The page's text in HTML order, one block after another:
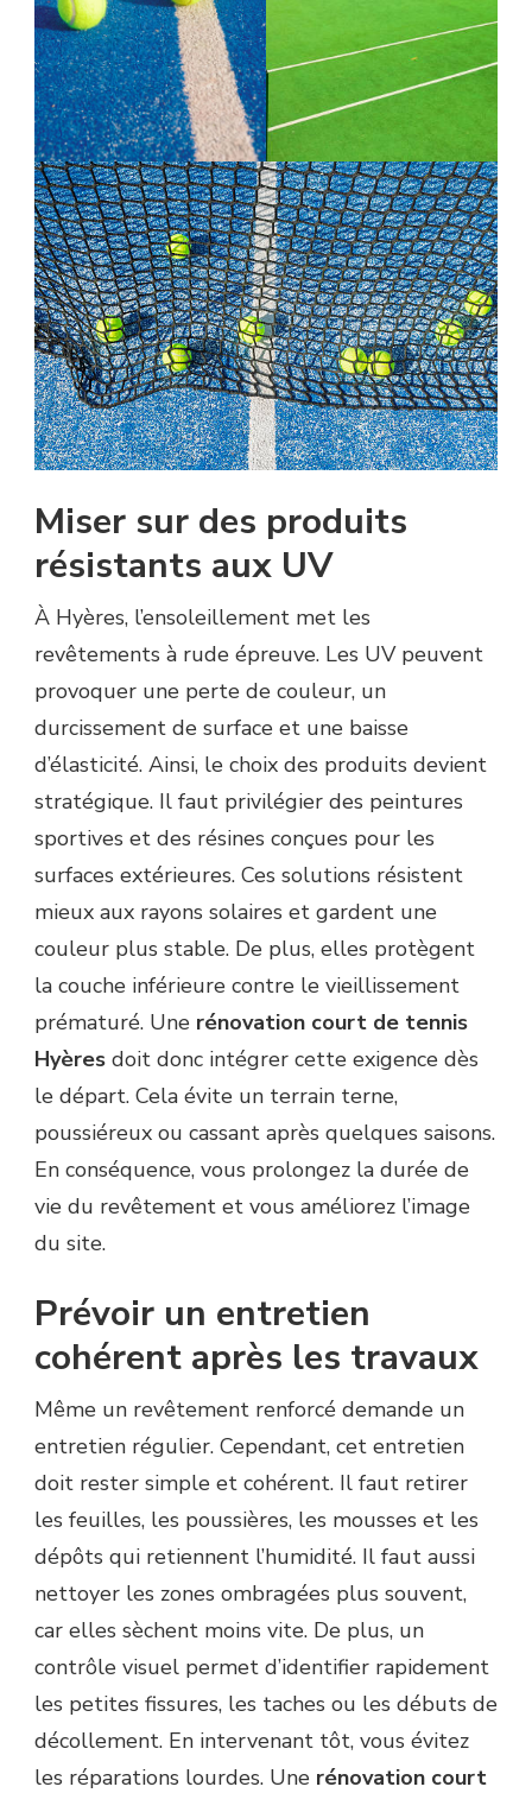
Miser sur des produits
résistants aux UV
À Hyères, l’ensoleillement met les
revêtements à rude épreuve. Les UV peuvent
provoquer une perte de couleur, un
durcissement de surface et une baisse
d’élasticité. Ainsi, le choix des produits devient
stratégique. Il faut privilégier des peintures
sportives et des résines conçues pour les
surfaces extérieures. Ces solutions résistent
mieux aux rayons solaires et gardent une
couleur plus stable. De plus, elles protègent
la couche inférieure contre le vieillissement
prématuré. Une rénovation court de tennis
Hyères doit donc intégrer cette exigence dès
le départ. Cela évite un terrain terne,
poussiéreux ou cassant après quelques saisons.
En conséquence, vous prolongez la durée de
vie du revêtement et vous améliorez l’image
du site.
Prévoir un entretien
cohérent après les travaux
Même un revêtement renforcé demande un
entretien régulier. Cependant, cet entretien
doit rester simple et cohérent. Il faut retirer
les feuilles, les poussières, les mousses et les
dépôts qui retiennent l’humidité. Il faut aussi
nettoyer les zones ombragées plus souvent,
car elles sèchent moins vite. De plus, un
contrôle visuel permet d’identifier rapidement
les petites fissures, les taches ou les débuts de
décollement. En intervenant tôt, vous évitez
les réparations lourdes. Une rénovation court